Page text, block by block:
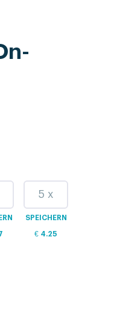
5 x
SPEICHERN
€ 4.25